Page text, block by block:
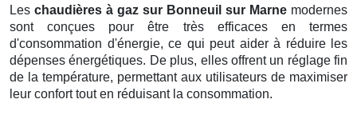
Les chaudières à gaz sur Bonneuil sur Marne modernes
sont conçues pour être très efficaces en termes
d'consommation d'énergie, ce qui peut aider à réduire les
dépenses énergétiques. De plus, elles offrent un réglage fin
de la température, permettant aux utilisateurs de maximiser
leur confort tout en réduisant la consommation.